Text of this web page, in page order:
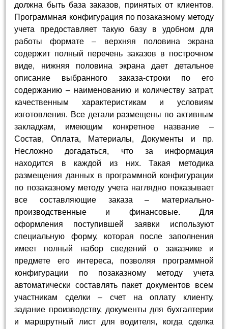
должна быть база заказов, принятых от клиентов.
Программная конфигурация по позаказному методу
учета предоставляет такую базу в удобном для
работы формате – верхняя половина экрана
содержит полный перечень заказов в построчном
виде, нижняя половина экрана дает детальное
описание выбранного заказа-строки по его
содержанию – наименованию и количеству затрат,
качественным характеристикам и условиям
изготовления. Все детали размещены по активным
закладкам, имеющим конкретное название –
Состав, Оплата, Материалы, Документы и пр.
Несложно догадаться, что за информация
находится в каждой из них. Такая методика
размещения данных в программной конфигурации
по позаказному методу учета наглядно показывает
все составляющие заказа – материально-
производственные и финансовые. Для
оформления поступившей заявки используют
специальную форму, которая после заполнения
имеет полный набор сведений о заказчике и
предмете его интереса, позволяя программной
конфигурации по позаказному методу учета
автоматически составлять пакет документов всем
участникам сделки – счет на оплату клиенту,
задание производству, документы для бухгалтерии
и маршрутный лист для водителя, когда сделка